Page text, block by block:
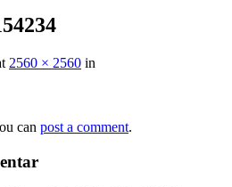
2560 × 2560 in
can post a comment.